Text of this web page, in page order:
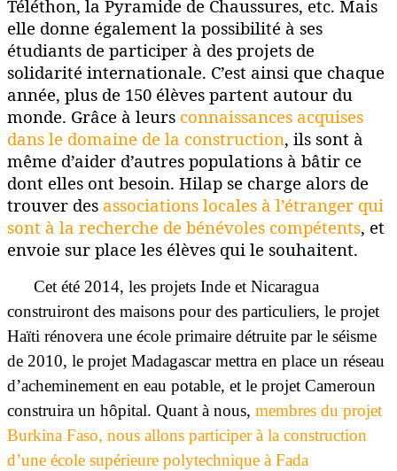
Téléthon, la Pyramide de Chaussures, etc. Mais
elle donne également la possibilité à ses
étudiants de participer à des projets de
solidarité internationale. C’est ainsi que chaque
année, plus de 150 élèves partent autour du
monde. Grâce à leurs connaissances acquises
dans le domaine de la construction, ils sont à
même d’aider d’autres populations à bâtir ce
dont elles ont besoin. Hilap se charge alors de
trouver des associations locales à l’étranger qui
sont à la recherche de bénévoles compétents, et
envoie sur place les élèves qui le souhaitent.
Cet été 2014, les projets Inde et Nicaragua
construiront des maisons pour des particuliers, le projet
Haïti rénovera une école primaire détruite par le séisme
de 2010, le projet Madagascar mettra en place un réseau
d’acheminement en eau potable, et le projet Cameroun
construira un hôpital. Quant à nous, membres du projet
Burkina Faso, nous allons participer à la construction
d’une école supérieure polytechnique à Fada